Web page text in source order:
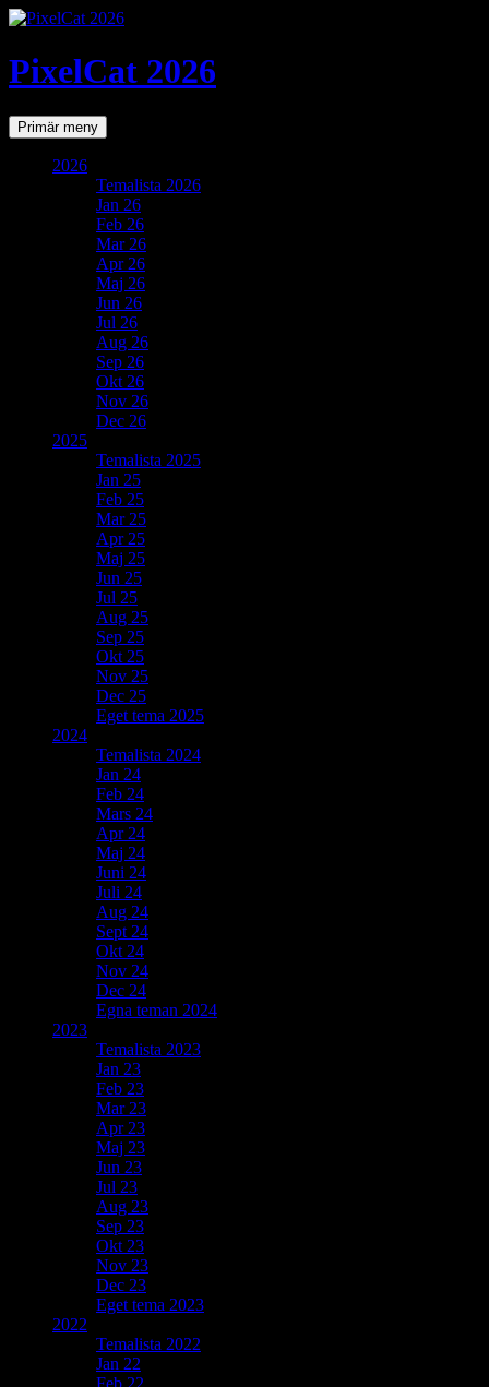
PixelCat 2026
SökPrimär meny Gå
till
2026
Temalista 2026
Jan 26
Feb 26
Mar 26
Apr 26
Maj 26
Jun 26
Jul 26
Aug 26
Sep 26
Okt 26
Nov 26
Dec 26
2025
Temalista 2025
Jan 25
Feb 25
Mar 25
Apr 25
Maj 25
Jun 25
Jul 25
Aug 25
Sep 25
Okt 25
Nov 25
Dec 25
Eget tema 2025
2024
Temalista 2024
Jan 24
Feb 24
Mars 24
Apr 24
Maj 24
Juni 24
Juli 24
Aug 24
Sept 24
Okt 24
Nov 24
Dec 24
Egna teman 2024
2023
Temalista 2023
Jan 23
Feb 23
Mar 23
Apr 23
Maj 23
Jun 23
Jul 23
Aug 23
Sep 23
Okt 23
Nov 23
Dec 23
Eget tema 2023
2022
Temalista 2022
Jan 22
Feb 22